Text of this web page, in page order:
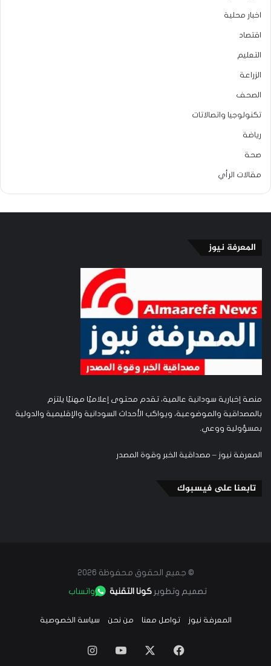
اخبار محلية
اقتصاد
التعليم
الزراعة
الصحف
تكنولوجيا واتصالاتات
رياضة
صحة
مقالات الرأي
المعرفة نيوز
منصة إخبارية سودانية عالمية، تقدم محتوى إعلاميًا مهنيًا يلتزم
بالمصداقية والموضوعية، ويواكب الأحداث السودانية والإقليمية والدولية
بمسؤولية ووعي.
المعرفة نيوز – مصداقية الخبر وقوة المصدر
تابعنا على فيسبوك
© جميع الحقوق محفوظة 2026
تصميم وتطويركونا التقنية واتساب
المعرفة نيوز تواصل معنا من نحن سياسة الخصوصية
فيسبوك ‫YouTube